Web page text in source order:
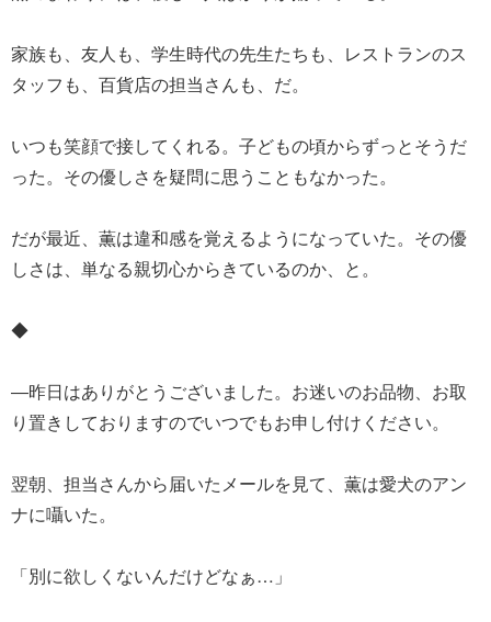
家族も、友人も、学生時代の先生たちも、レストランのス
タッフも、百貨店の担当さんも、だ。
いつも笑顔で接してくれる。子どもの頃からずっとそうだ
った。その優しさを疑問に思うこともなかった。
だが最近、薫は違和感を覚えるようになっていた。その優
しさは、単なる親切心からきているのか、と。
◆
―昨日はありがとうございました。お迷いのお品物、お取
り置きしておりますのでいつでもお申し付けください。
翌朝、担当さんから届いたメールを見て、薫は愛犬のアン
ナに囁いた。
「別に欲しくないんだけどなぁ…」